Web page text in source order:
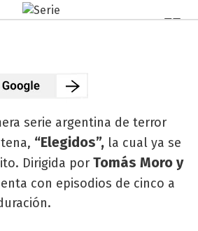
serie argentina de terror
“Elegidos”, la cual ya se
Dirigida por Tomás Moro y
con episodios de cinco a